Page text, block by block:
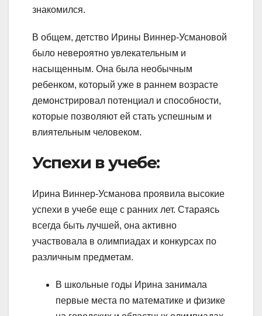
знакомился.
В общем, детство Ирины Виннер-Усмановой
было невероятно увлекательным и
насыщенным. Она была необычным
ребенком, который уже в раннем возрасте
демонстрировал потенциал и способности,
которые позволяют ей стать успешным и
влиятельным человеком.
Успехи в учебе:
Ирина Виннер-Усманова проявила высокие
успехи в учебе еще с ранних лет. Стараясь
всегда быть лучшей, она активно
участвовала в олимпиадах и конкурсах по
различным предметам.
В школьные годы Ирина занимала
первые места по математике и физике